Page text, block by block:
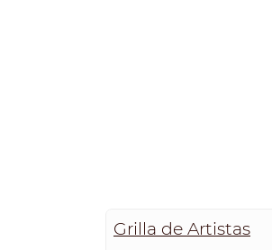
Grilla de Artistas